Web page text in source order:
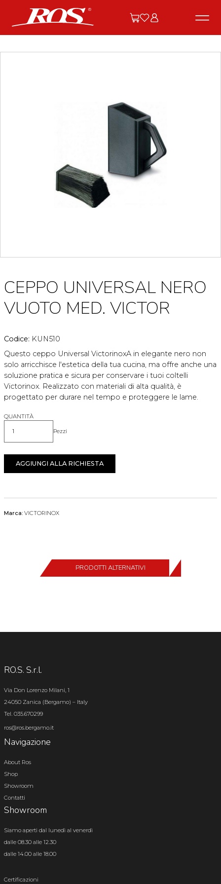
CEPPO UNIVERSAL NERO
VUOTO MED. VICTOR
Codice: KUN510
Questo ceppo Universal VictorinoxA in elegante nero non
solo arricchisce l'estetica della tua cucina, ma offre anche una
soluzione pratica e sicura per conservare i tuoi coltelli
Victorinox. Realizzato con materiali di alta qualità, è
progettato per durare nel tempo e proteggere le lame.
QUANTITÀ
Quantità Pezzi
AGGIUNGI ALLA RICHIESTA
Marca: VICTORINOX
PRODOTTI ALTERNATIVI
RO.S. S.r.l.
Via Don Lorenzo Milani, 1
24050 Zanica (Bergamo) – Italy
Tel. 035.670299
ros@ros.bergamo.it
Navigazione
About Ros
Shop
Showroom
Contatti
Showroom
Siamo aperti dal lunedì al venerdì
dalle 08.30 alle 12.30
dalle 14.00 alle 18.00
Certificazioni